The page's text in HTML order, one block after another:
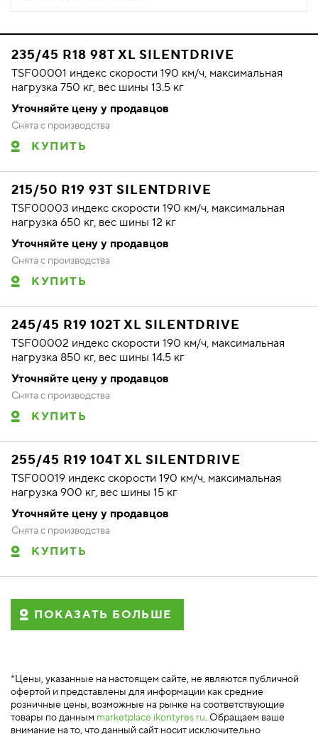
235/45 R18 98T XL SILENTDRIVE
TSF00001 индекс скорости 190 км/ч, максимальная
нагрузка 750 кг, вес шины 13.5 кг
Уточняйте цену у продавцов
Снята с производства
КУПИТЬ
215/50 R19 93T SILENTDRIVE
TSF00003 индекс скорости 190 км/ч, максимальная
нагрузка 650 кг, вес шины 12 кг
Уточняйте цену у продавцов
Снята с производства
КУПИТЬ
245/45 R19 102T XL SILENTDRIVE
TSF00002 индекс скорости 190 км/ч, максимальная
нагрузка 850 кг, вес шины 14.5 кг
Уточняйте цену у продавцов
Снята с производства
КУПИТЬ
255/45 R19 104T XL SILENTDRIVE
TSF00019 индекс скорости 190 км/ч, максимальная
нагрузка 900 кг, вес шины 15 кг
Уточняйте цену у продавцов
Снята с производства
КУПИТЬ
ПОКАЗАТЬ БОЛЬШЕ
*Цены, указанные на настоящем сайте, не являются публичной
офертой и представлены для информации как средние
розничные цены, возможные на рынке на соответствующие
товары по данным marketplace.ikontyres.ru. Обращаем ваше
внимание на то, что данный сайт носит исключительно